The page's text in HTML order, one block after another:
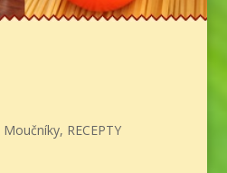
Moučníky, RECEPTY